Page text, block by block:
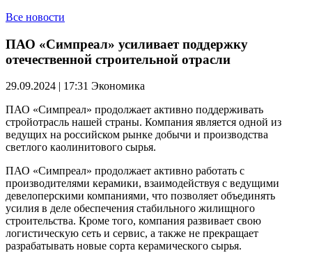
Все новости
ПАО «Симпреал» усиливает поддержку
отечественной строительной отрасли
29.09.2024 | 17:31 Экономика
ПАО «Симпреал» продолжает активно поддерживать
стройотрасль нашей страны. Компания является одной из
ведущих на российском рынке добычи и производства
светлого каолинитового сырья.
ПАО «Симпреал» продолжает активно работать с
производителями керамики, взаимодействуя с ведущими
девелоперскими компаниями, что позволяет объединять
усилия в деле обеспечения стабильного жилищного
строительства. Кроме того, компания развивает свою
логистическую сеть и сервис, а также не прекращает
разрабатывать новые сорта керамического сырья.